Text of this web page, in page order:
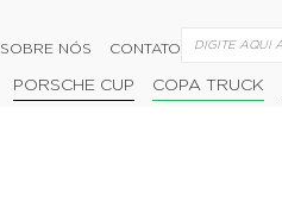
SOBRE NÓS CONTATO
PORSCHE CUP COPA TRUCK